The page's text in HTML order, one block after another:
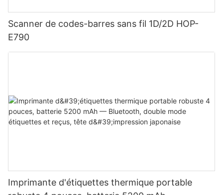
Scanner de codes-barres sans fil 1D/2D HOP-
E790
Imprimante d'étiquettes thermique portable